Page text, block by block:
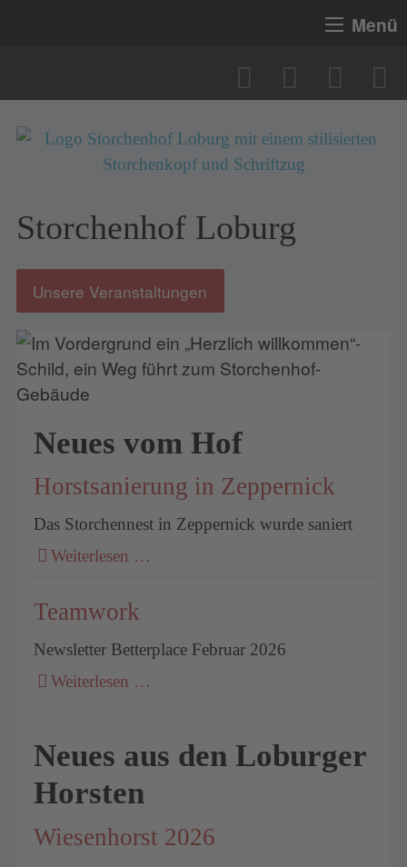
Menü
Storchenhof Loburg
Unsere Veranstaltungen
Neues vom Hof
Horstsanierung in Zeppernick
Das Storchennest in Zeppernick wurde saniert
Weiterlesen …
Teamwork
Newsletter Betterplace Februar 2026
Weiterlesen …
Neues aus den Loburger
Horsten
Wiesenhorst 2026